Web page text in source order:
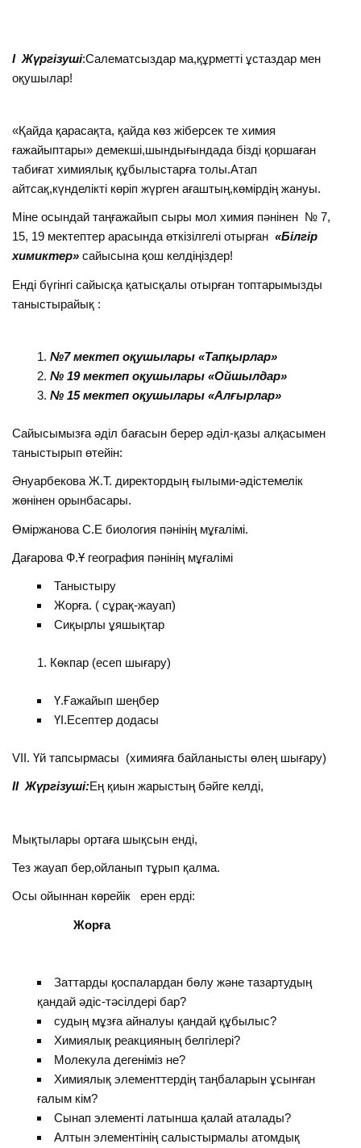
І Жүргізуші:Салематсыздар ма,құрметті ұстаздар мен
оқушылар!
«Қайда қарасақта, қайда көз жіберсек те химия
ғажайыптары» демекші,шындығындада бізді қоршаған
табиғат химиялық құбылыстарға толы.Атап
айтсақ,күнделікті көріп жүрген ағаштың,көмірдің жануы.
Міне осындай таңғажайып сыры мол химия пәнінен № 7,
15, 19 мектептер арасында өткізілгелі отырған«Білгір
химиктер»сайысына қош келдіңіздер!
Енді бүгінгі сайысқа қатысқалы отырған топтарымызды
таныстырайық :
№7 мектеп оқушылары «Тапқырлар»
№ 19 мектеп оқушылары «Ойшылдар»
№ 15 мектеп оқушылары «Алғырлар»
Сайысымызға әділ бағасын берер әділ-қазы алқасымен
таныстырып өтейін:
Әнуарбекова Ж.Т. директордың ғылыми-әдістемелік
жөнінен орынбасары.
Өміржанова С.Е биология пәнінің мұғалімі.
Дағарова Ф.Ұ география пәнінің мұғалімі
Таныстыру
Жорға. ( сұрақ-жауап)
Сиқырлы ұяшықтар
Көкпар (есеп шығару)
Ү.Ғажайып шеңбер
ҮІ.Есептер додасы
VIІ. Үй тапсырмасы (химияға байланысты өлең шығару)
ІІ Жүргізуші:Ең қиын жарыстың бәйге келді,
Мықтылары ортаға шықсын енді,
Тез жауап бер,ойланып тұрып қалма.
Осы ойыннан көрейік ерен ерді:
Жорға
Заттарды қоспалардан бөлу және тазартудың
қандай әдіс-тәсілдері бар?
судың мұзға айналуы қандай құбылыс?
Химиялық реакцияның белгілері?
Молекула дегеніміз не?
Химиялық элементтердің таңбаларын ұсынған
ғалым кім?
Сынап элементі латынша қалай аталады?
Алтын элементінің салыстырмалы атомдық